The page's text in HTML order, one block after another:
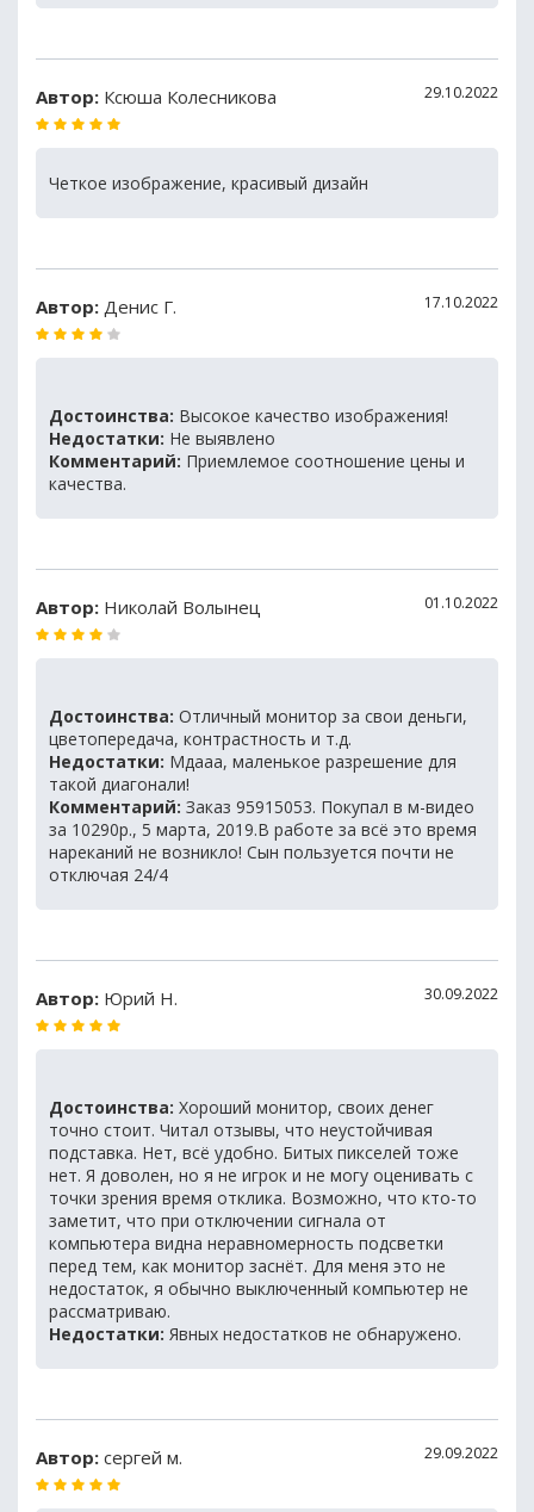
Автор: Ксюша Колесникова 29.10.2022
Четкое изображение, красивый дизайн
Автор: Денис Г. 17.10.2022
Достоинства: Высокое качество изображения!
Недостатки: Не выявлено
Комментарий: Приемлемое соотношение цены и
качества.
Автор: Николай Волынец 01.10.2022
Достоинства: Отличный монитор за свои деньги,
цветопередача, контрастность и т.д.
Недостатки: Мдааа, маленькое разрешение для
такой диагонали!
Комментарий: Заказ 95915053. Покупал в м-видео
за 10290р., 5 марта, 2019.В работе за всё это время
нареканий не возникло! Сын пользуется почти не
отключая 24/4
Автор: Юрий Н. 30.09.2022
Достоинства: Хороший монитор, своих денег
точно стоит. Читал отзывы, что неустойчивая
подставка. Нет, всё удобно. Битых пикселей тоже
нет. Я доволен, но я не игрок и не могу оценивать с
точки зрения время отклика. Возможно, что кто-то
заметит, что при отключении сигнала от
компьютера видна неравномерность подсветки
перед тем, как монитор заснёт. Для меня это не
недостаток, я обычно выключенный компьютер не
рассматриваю.
Недостатки: Явных недостатков не обнаружено.
Автор: сергей м. 29.09.2022